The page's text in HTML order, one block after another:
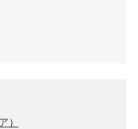
）